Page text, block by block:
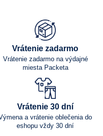
Vrátenie zadarmo
Vrátenie zadarmo na výdajné
miesta Packeta
Vrátenie 30 dní
a vrátenie oblečenia do
eshopu vždy 30 dní